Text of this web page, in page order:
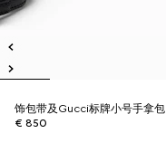
饰包带及Gucci标牌小号手拿包
€ 850